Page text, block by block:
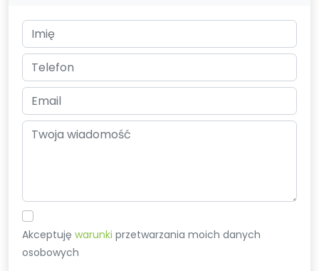
Akceptujęwarunki przetwarzania moich danych
osobowych